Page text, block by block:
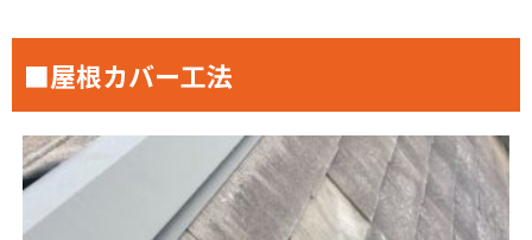
■屋根カバー工法